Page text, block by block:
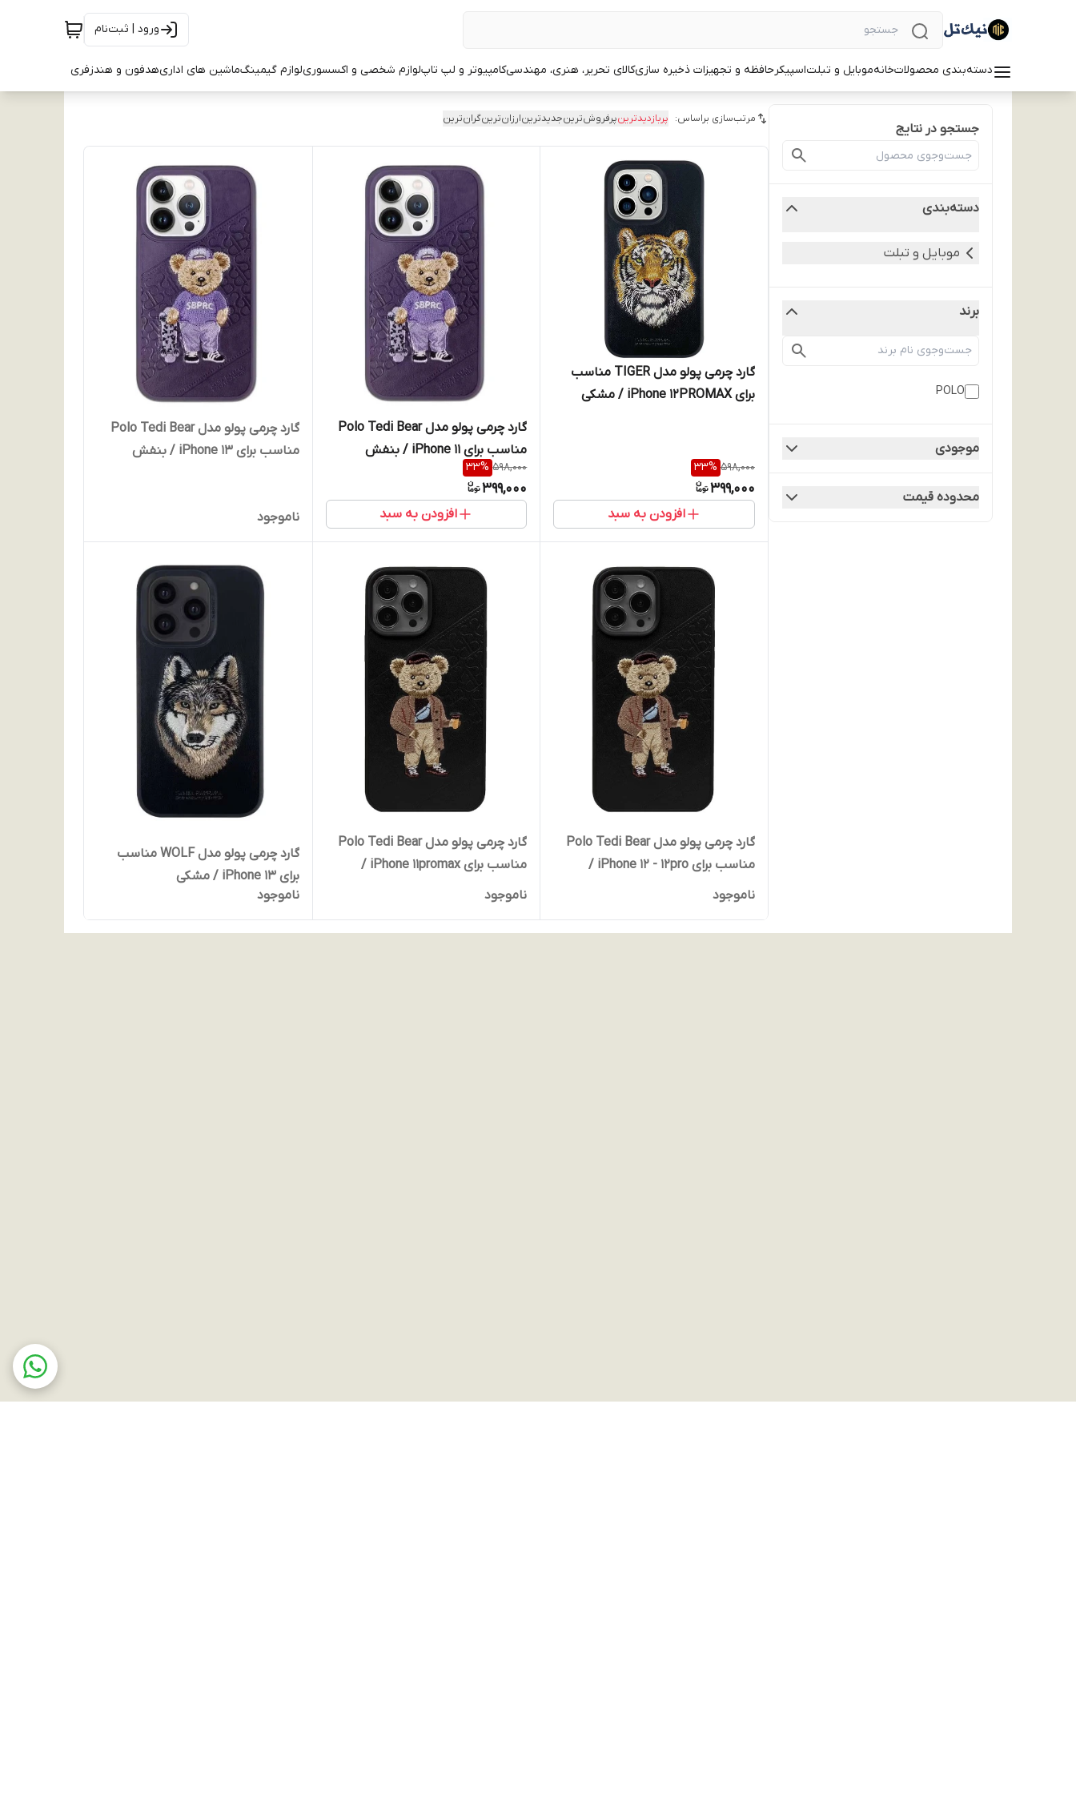
ورود | ثبت‌نام
دسته‌بندی محصولاتخانهموبایل و تبلتاسپیکرحافظه و تجهیزات ذخیره سازیکالای تحریر، هنری، مهندسیکامپیوتر و لپ تاپلوازم شخصی و اکسسوریلوازم گیمینگماشین های اداریهدفون و هندزفری
جستجو در نتایج
دسته‌بندی
موبایل و تبلت
برند
POLO
موجودی
محدوده قیمت
مرتب‌سازی براساس: پربازدیدترینپرفروش‌ترینجدیدترینارزان‌ترینگران‌ترین
گارد چرمی پولو مدل TIGER مناسب
برای iPhone 12PROMAX / مشکی
598,000
33%
399,000
افزودن به سبد
گارد چرمی پولو مدل Polo Tedi Bear
مناسب برای iPhone 11 / بنفش
598,000
33%
399,000
افزودن به سبد
گارد چرمی پولو مدل Polo Tedi Bear
مناسب برای iPhone 13 / بنفش
ناموجود
گارد چرمی پولو مدل Polo Tedi Bear
مناسب برای iPhone 12 - 12pro /
مشکی
ناموجود
گارد چرمی پولو مدل Polo Tedi Bear
مناسب برای iPhone 11promax /
مشکی
ناموجود
گارد چرمی پولو مدل WOLF مناسب
برای iPhone 13 / مشکی
ناموجود